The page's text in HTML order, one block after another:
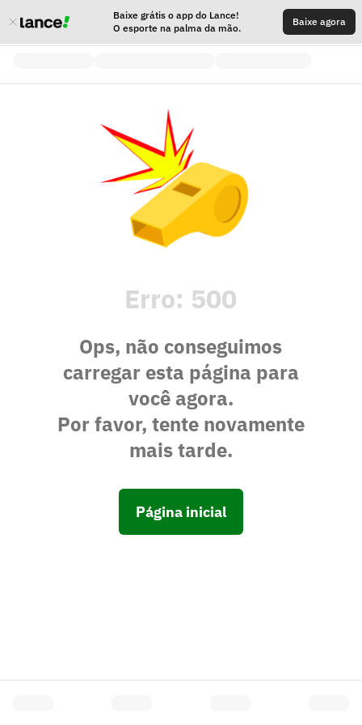
Baixe grátis o app do Lance!
O esporte na palma da mão.
Baixe agora
Erro: 500
Ops, não conseguimos
carregar esta página para
você agora.
Por favor, tente novamente
mais tarde.
Página inicial